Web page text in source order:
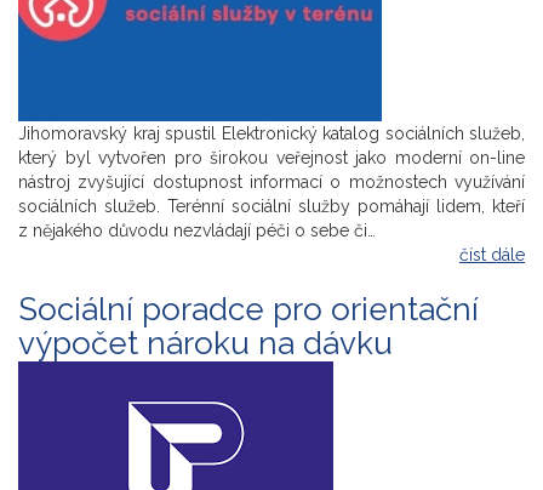
Jihomoravský kraj spustil Elektronický katalog sociálních služeb,
který byl vytvořen pro širokou veřejnost jako moderní on-line
nástroj zvyšující dostupnost informací o možnostech využívání
sociálních služeb. Terénní sociální služby pomáhají lidem, kteří
z nějakého důvodu nezvládají péči o sebe či…
číst dále
Sociální poradce pro orientační
výpočet nároku na dávku